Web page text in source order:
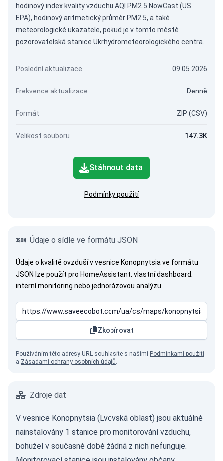
hodinový index kvality vzduchu AQI PM2.5 NowCast (US
EPA), hodinový aritmetický průměr PM2.5, a také
meteorologické ukazatele, pokud je v tomto městě
pozorovatelská stanice Ukrhydrometeorologického centra.
Poslední aktualizace 09.05.2026
Frekvence aktualizace Denně
Formát ZIP (CSV)
Velikost souboru 147.3K
Stáhnout data
Podmínky použití
Údaje o sídle ve formátu JSON
Údaje o kvalitě ovzduší v vesnice Konopnytsia ve formátu
JSON lze použít pro HomeAssistant, vlastní dashboard,
interní monitoring nebo jednorázovou analýzu.
Zkopírovat
Používáním této adresy URL souhlasíte s našimi Podmínkami použití
a Zásadami ochrany osobních údajů.
Zdroje dat
V vesnice Konopnytsia (Lvovská oblast) jsou aktuálně
nainstalovány 1 stanice pro monitorování vzduchu,
bohužel v současné době žádná z nich nefunguje.